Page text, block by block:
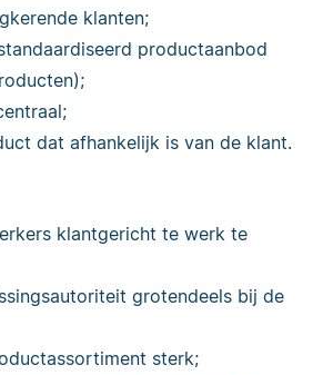
klanten;
productaanbod
dat afhankelijk is van de klant.
klantgericht te werk te
grotendeels bij de
sterk;